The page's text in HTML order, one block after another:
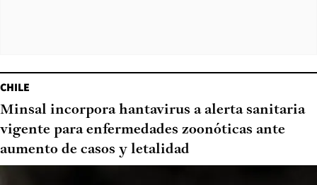
CHILE
Minsal incorpora hantavirus a alerta sanitaria
vigente para enfermedades zoonóticas ante
aumento de casos y letalidad